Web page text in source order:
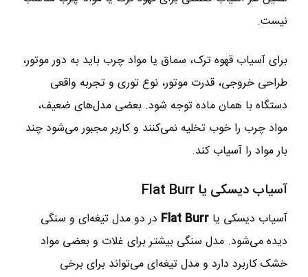
نیست.
برای آسیاب قهوه ترک، سماق یا مواد چرب باید به دور موتور،
طراحی خروجی، قدرت موتور، نوع توری و تجربه واقعی
دستگاه با همان ماده توجه شود. بعضی مدل‌های ضعیف،
مواد چرب را خوب تخلیه نمی‌کنند و کاربر مجبور می‌شود چند
بار مواد را آسیاب کند.
آسیاب دیسکی یا Flat Burr
آسیاب دیسکی یا Flat Burr در دو مدل تیغه‌ای و سنگی
دیده می‌شود. مدل سنگی بیشتر برای غلات و بعضی مواد
خشک کاربرد دارد و مدل تیغه‌ای می‌تواند برای برخی